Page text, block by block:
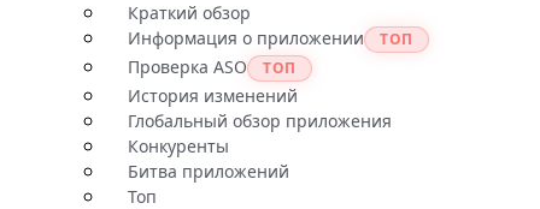
Краткий обзор
Информация о приложении
ТОП
Проверка ASO ТОП
История изменений
Глобальный обзор приложения
Конкуренты
Битва приложений
Топ